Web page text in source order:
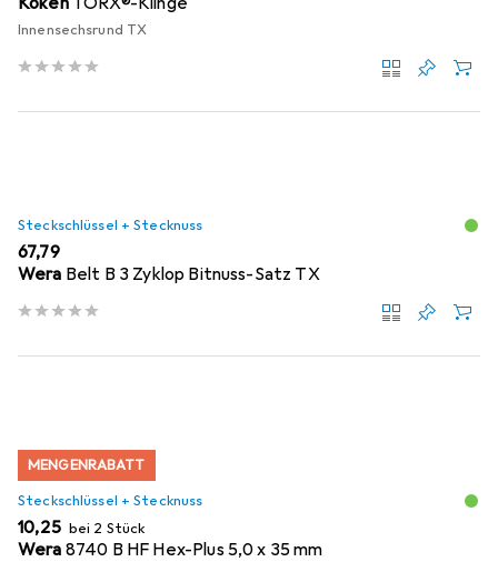
Innensechsrund TX
Steckschlüssel + Stecknuss
EUR
67,79
Wera Belt B 3 Zyklop Bitnuss-Satz TX
MENGENRABATT
Steckschlüssel + Stecknuss
EUR
10,25 bei 2 Stück
Wera 8740 B HF Hex-Plus 5,0 x 35 mm